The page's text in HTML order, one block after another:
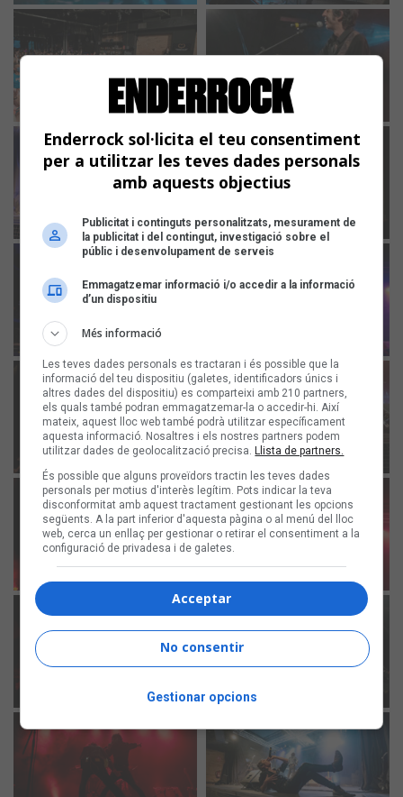
Enderrock sol·licita el teu consentiment
per a utilitzar les teves dades personals
amb aquests objectius
Publicitat i continguts personalitzats, mesurament de
la publicitat i del contingut, investigació sobre el
públic i desenvolupament de serveis
Emmagatzemar informació i/o accedir a la informació
d’un dispositiu
Més informació
Les teves dades personals es tractaran i és possible que la
informació del teu dispositiu (galetes, identificadors únics i
altres dades del dispositiu) es comparteixi amb 210 partners,
els quals també podran emmagatzemar-la o accedir-hi. Així
mateix, aquest lloc web també podrà utilitzar específicament
aquesta informació. Nosaltres i els nostres partners podem
utilitzar dades de geolocalització precisa. Llista de partners.
És possible que alguns proveïdors tractin les teves dades
personals per motius d'interès legítim. Pots indicar la teva
disconformitat amb aquest tractament gestionant les opcions
següents. A la part inferior d'aquesta pàgina o al menú del lloc
web, cerca un enllaç per gestionar o retirar el consentiment a la
configuració de privadesa i de galetes.
Acceptar
No consentir
Gestionar opcions